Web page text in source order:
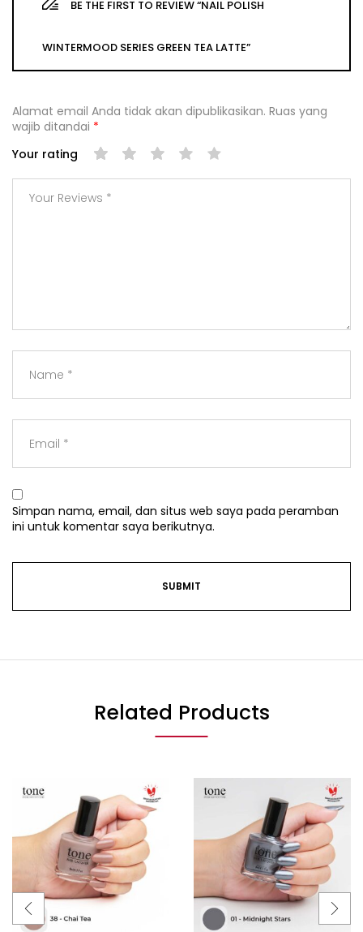
BE THE FIRST TO REVIEW “NAIL POLISH
WINTERMOOD SERIES GREEN TEA LATTE”
Alamat email Anda tidak akan dipublikasikan. Ruas yang
wajib ditandai *
Your rating
Simpan nama, email, dan situs web saya pada peramban
ini untuk komentar saya berikutnya.
Related Products